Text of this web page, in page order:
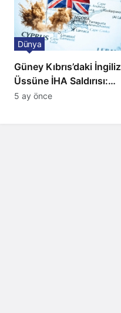
Güney Kıbrıs’daki İngiliz
Üssüne İHA Saldırısı:
Patlama, Sirenler ve
Dünya
5 ay önce